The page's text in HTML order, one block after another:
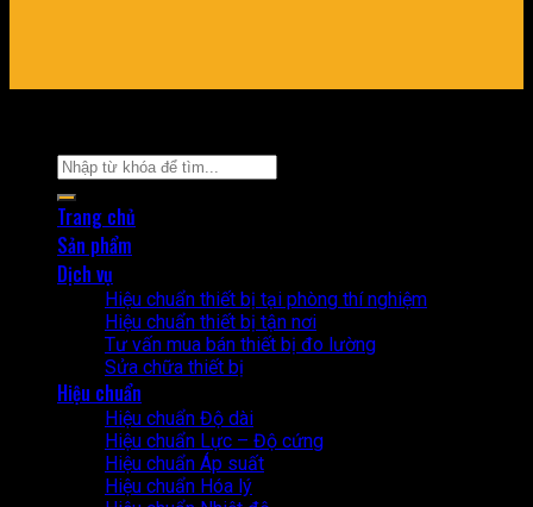
Trang chủ
Sản phẩm
Dịch vụ
Hiệu chuẩn thiết bị tại phòng thí nghiệm
Hiệu chuẩn thiết bị tận nơi
Tư vấn mua bán thiết bị đo lường
Sửa chữa thiết bị
Hiệu chuẩn
Hiệu chuẩn Độ dài
Hiệu chuẩn Lực – Độ cứng
Hiệu chuẩn Áp suất
Hiệu chuẩn Hóa lý